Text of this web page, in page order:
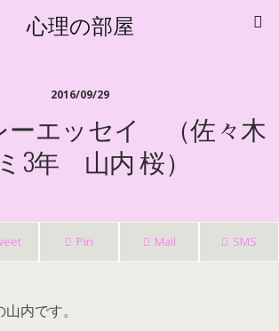
心理の部屋
2016/09/29
ーエッセイ （佐々木
3年 山内 桜）
Pin Mail SMS
内です。